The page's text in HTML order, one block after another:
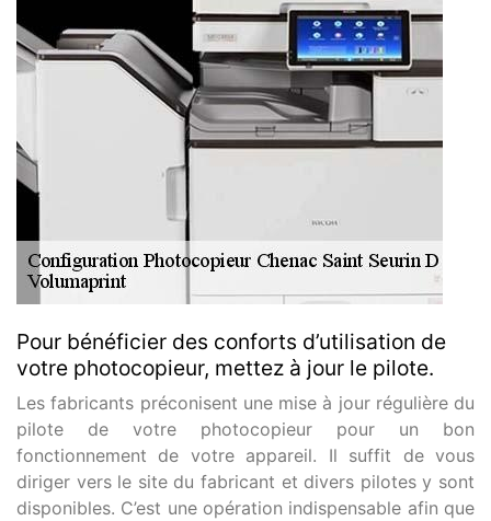
Pour bénéficier des conforts d’utilisation de
votre photocopieur, mettez à jour le pilote.
Les fabricants préconisent une mise à jour régulière du
pilote de votre photocopieur pour un bon
fonctionnement de votre appareil. Il suffit de vous
diriger vers le site du fabricant et divers pilotes y sont
disponibles. C’est une opération indispensable afin que